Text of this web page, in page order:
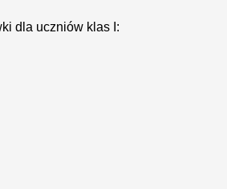
dla uczniów klas I: